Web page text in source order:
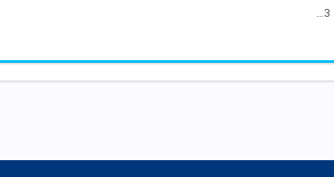
پستانک ارتودنسی 6 تا 12 ماه 7033 صورتی نیو نی نی